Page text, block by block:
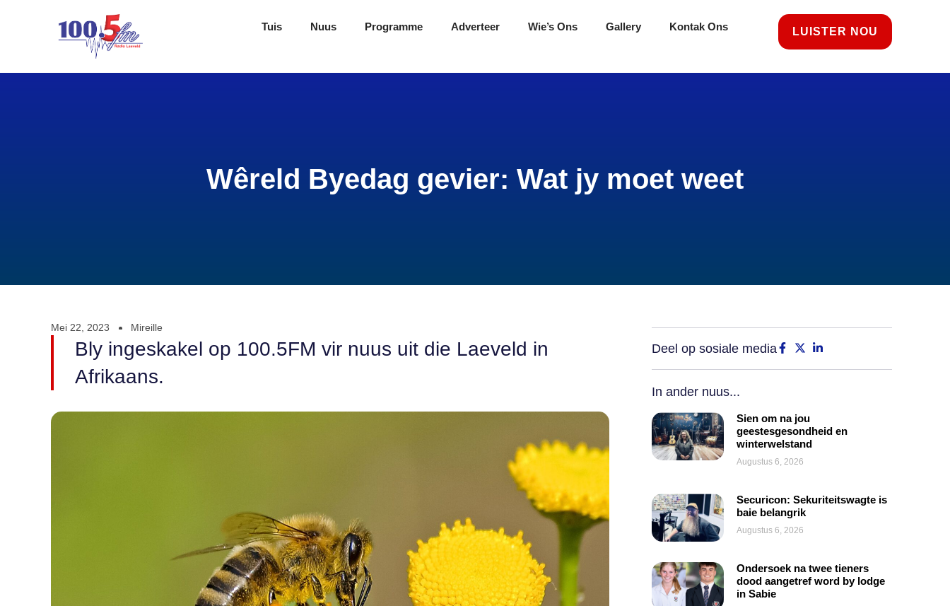
Tuis Nuus Programme Adverteer Wie’s Ons Gallery Kontak Ons LUISTER NOU
Wêreld Byedag gevier: Wat jy moet weet
Mei 22, 2023 Mireille
Bly ingeskakel op 100.5FM vir nuus uit die Laeveld in
Afrikaans.
Deel op sosiale media
In ander nuus...
Sien om na jou
geestesgesondheid en
winterwelstand
Augustus 6, 2026
Securicon: Sekuriteitswagte is
baie belangrik
Augustus 6, 2026
Ondersoek na twee tieners
dood aangetref word by lodge
in Sabie